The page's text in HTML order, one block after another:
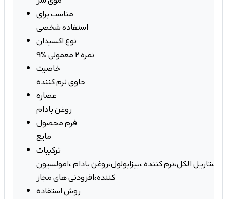
مناسب برای
استفاده شخصی
نوع اکسیدان
9% نمره 2 معمولی
خاصیت
حاوی نرم کننده
عصاره
روغن بادام
فرم محصول
مایع
ترکیبات
الکل،نرم کننده ،بیزابولول،روغن بادام ،امولسیون
کننده،افزودنی های مجاز
روش استفاده